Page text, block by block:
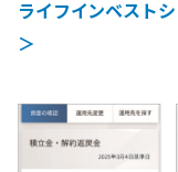
ライフインベスト
＞